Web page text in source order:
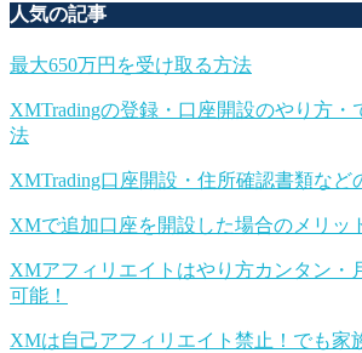
人気の記事
最大650万円を受け取る方法
XMTradingの登録・口座開設のやり方・
法
XMTrading口座開設・住所確認書類など
XMで追加口座を開設した場合のメリッ
XMアフィリエイトはやり方カンタン・
可能！
XMは自己アフィリエイト禁止！でも家